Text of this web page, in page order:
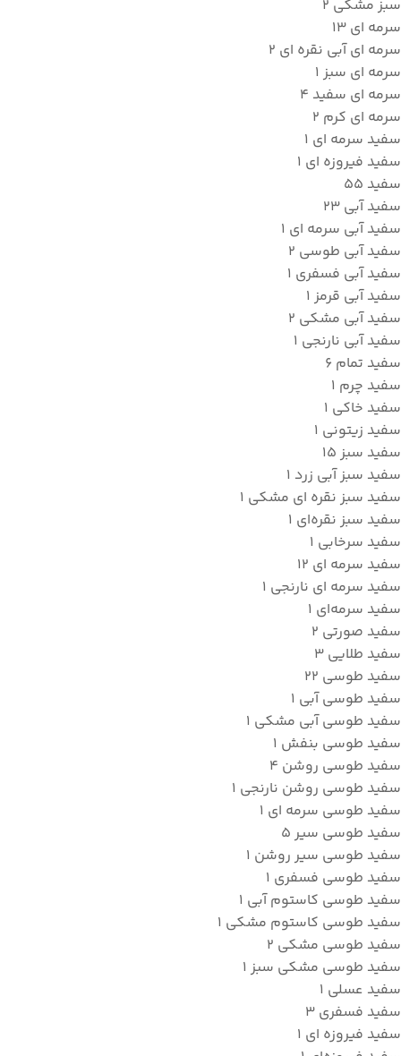
سبز مشکی 2
سرمه ای 13
سرمه ای آبی نقره ای 2
سرمه ای سبز 1
سرمه ای سفید 4
سرمه ای کرم 2
سفيد سرمه اي 1
سفيد فيروزه اي 1
سفید 55
سفید آبی 23
سفید آبی سرمه ای 1
سفید آبی طوسی 2
سفید آبی فسفری 1
سفید آبی قرمز 1
سفید آبی مشکی 2
سفید آبی نارنجی 1
سفید تمام 6
سفید چرم 1
سفید خاکی 1
سفید زیتونی 1
سفید سبز 15
سفید سبز آبی زرد 1
سفید سبز نقره ای مشکی 1
سفید سبز نقره‌ای 1
سفید سرخابی 1
سفید سرمه ای 12
سفید سرمه ای نارنجی 1
سفید سرمه‌ای 1
سفید صورتی 2
سفید طلایی 3
سفید طوسی 22
سفید طوسی آبی 1
سفید طوسی آبی مشکی 1
سفید طوسی بنفش 1
سفید طوسی روشن 4
سفید طوسی روشن نارنجی 1
سفید طوسی سرمه ای 1
سفید طوسی سیر 5
سفید طوسی سیر روشن 1
سفید طوسی فسفری 1
سفید طوسی کاستوم آبی 1
سفید طوسی کاستوم مشکی 1
سفید طوسی مشکی 2
سفید طوسی مشکی سبز 1
سفید عسلی 1
سفید فسفری 3
سفید فیروزه ای 1